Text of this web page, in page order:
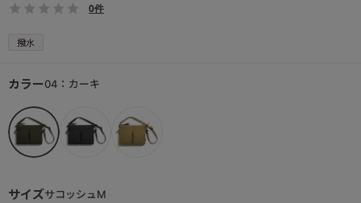
0件
撥水
サイズサコッシュM
カラー04：カーキ